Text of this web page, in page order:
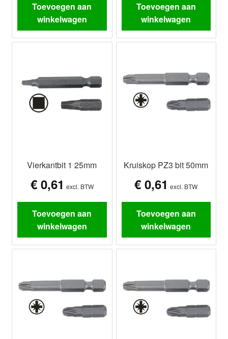
Toevoegen aan
winkelwagen
Toevoegen aan
winkelwagen
Vierkantbit 1 25mm
€0,61 excl. BTW
Toevoegen aan
winkelwagen
Kruiskop PZ3 bit 50mm
€ 0,61 excl. BTW
Toevoegen aan
winkelwagen